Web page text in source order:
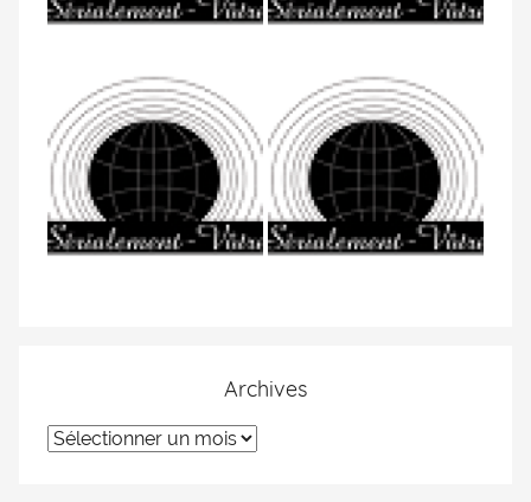
Archives